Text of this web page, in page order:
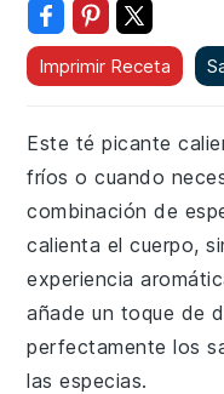
Imprimir Receta
Este té picante
fríos o cuando
combinación de
calienta el cuerpo,
experiencia
añade un toque de
perfectamente los
las especias.